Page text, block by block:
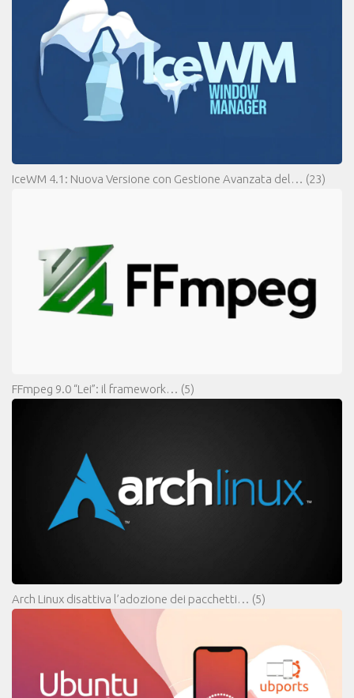
IceWM 4.1: Nuova Versione con Gestione Avanzata del… (23)
FFmpeg 9.0 “Lei”: il framework… (5)
Arch Linux disattiva l’adozione dei pacchetti… (5)